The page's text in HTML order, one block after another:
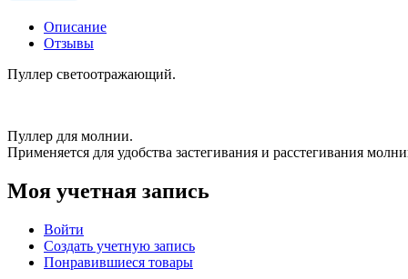
Описание
Отзывы
Пуллер светоотражающий.
Пуллер для молнии.
Применяется для удобства застегивания и расстегивания
Моя учетная запись
Войти
Создать учетную запись
Понравившиеся товары